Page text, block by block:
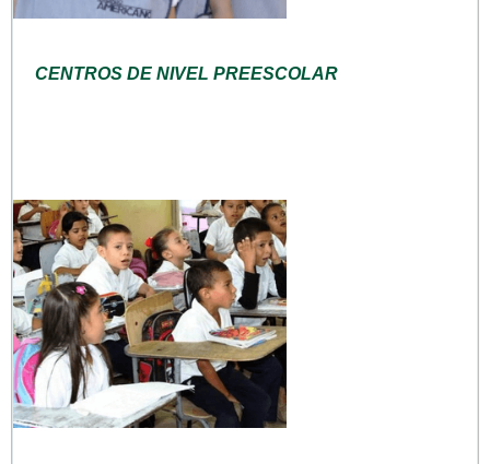
CENTROS DE NIVEL PREESCOLAR